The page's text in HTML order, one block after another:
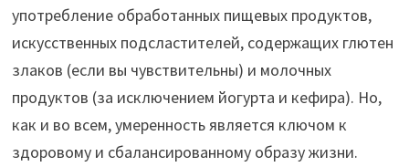
употребление обработанных пищевых продуктов,
искусственных подсластителей, содержащих глютен
злаков (если вы чувствительны) и молочных
продуктов (за исключением йогурта и кефира). Но,
как и во всем, умеренность является ключом к
здоровому и сбалансированному образу жизни.